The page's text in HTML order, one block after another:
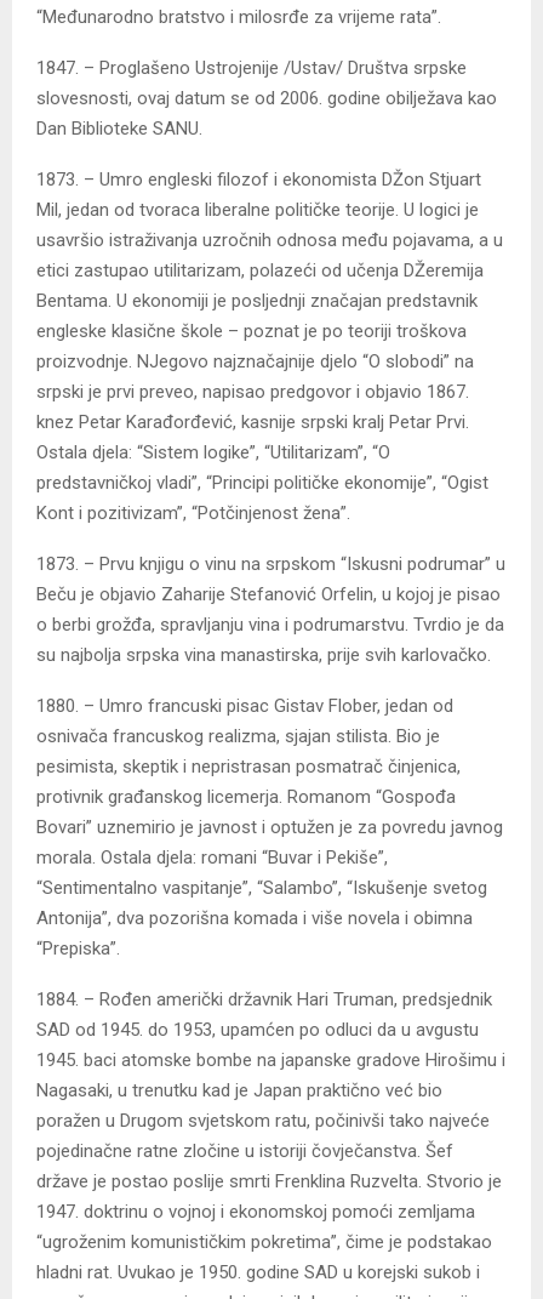
“Međunarodno bratstvo i milosrđe za vrijeme rata”.
1847. – Proglašeno Ustrojenije /Ustav/ Društva srpske
slovesnosti, ovaj datum se od 2006. godine obilježava kao
Dan Biblioteke SANU.
1873. – Umro engleski filozof i ekonomista DŽon Stjuart
Mil, jedan od tvoraca liberalne političke teorije. U logici je
usavršio istraživanja uzročnih odnosa među pojavama, a u
etici zastupao utilitarizam, polazeći od učenja DŽeremija
Bentama. U ekonomiji je posljednji značajan predstavnik
engleske klasične škole – poznat je po teoriji troškova
proizvodnje. NJegovo najznačajnije djelo “O slobodi” na
srpski je prvi preveo, napisao predgovor i objavio 1867.
knez Petar Karađorđević, kasnije srpski kralj Petar Prvi.
Ostala djela: “Sistem logike”, “Utilitarizam”, “O
predstavničkoj vladi”, “Principi političke ekonomije”, “Ogist
Kont i pozitivizam”, “Potčinjenost žena”.
1873. – Prvu knjigu o vinu na srpskom “Iskusni podrumar” u
Beču je objavio Zaharije Stefanović Orfelin, u kojoj je pisao
o berbi grožđa, spravljanju vina i podrumarstvu. Tvrdio je da
su najbolja srpska vina manastirska, prije svih karlovačko.
1880. – Umro francuski pisac Gistav Flober, jedan od
osnivača francuskog realizma, sjajan stilista. Bio je
pesimista, skeptik i nepristrasan posmatrač činjenica,
protivnik građanskog licemerja. Romanom “Gospođa
Bovari” uznemirio je javnost i optužen je za povredu javnog
morala. Ostala djela: romani “Buvar i Pekiše”,
“Sentimentalno vaspitanje”, “Salambo”, “Iskušenje svetog
Antonija”, dva pozorišna komada i više novela i obimna
“Prepiska”.
1884. – Rođen američki državnik Hari Truman, predsjednik
SAD od 1945. do 1953, upamćen po odluci da u avgustu
1945. baci atomske bombe na japanske gradove Hirošimu i
Nagasaki, u trenutku kad je Japan praktično već bio
poražen u Drugom svjetskom ratu, počinivši tako najveće
pojedinačne ratne zločine u istoriji čovječanstva. Šef
države je postao poslije smrti Frenklina Ruzvelta. Stvorio je
1947. doktrinu o vojnoj i ekonomskoj pomoći zemljama
“ugroženim komunističkim pokretima”, čime je podstakao
hladni rat. Uvukao je 1950. godine SAD u korejski sukob i